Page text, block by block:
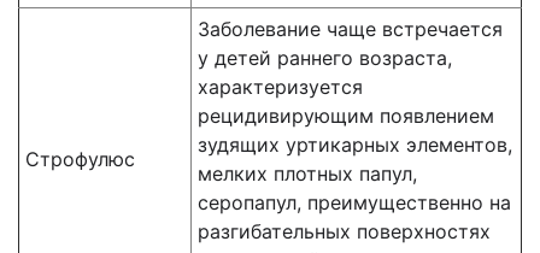
Строфулюс
Заболевание чаще встречается
у детей раннего возраста,
характеризуется
рецидивирующим появлением
зудящих уртикарных элементов,
мелких плотных папул,
серопапул, преимущественно на
разгибательных поверхностях